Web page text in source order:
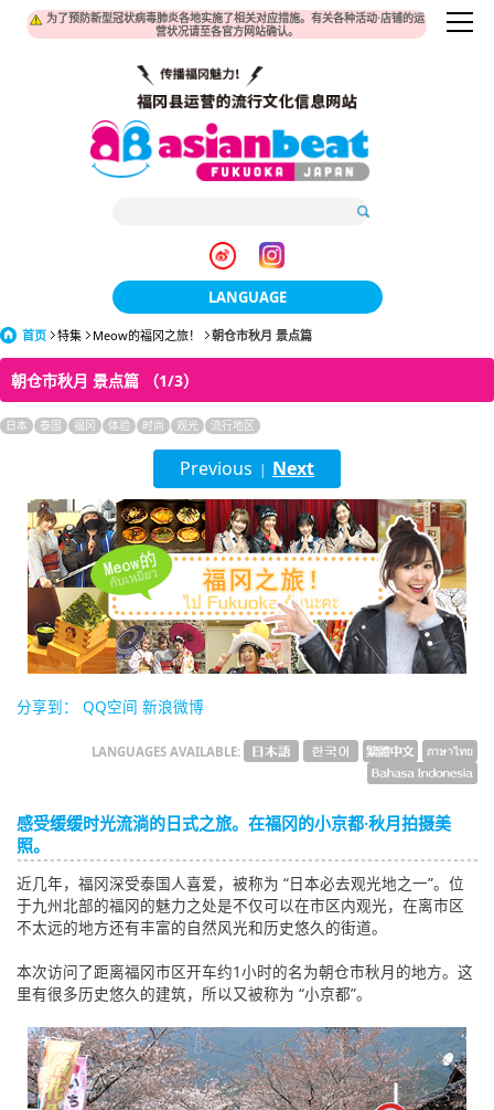
为了预防新型冠状病毒肺炎各地实施了相关对应措施。有关各种活动·店铺的运
营状况请至各官方网站确认。
LANGUAGE
日本語
簡体中文
繁體中文
English
ภาษาไทย
tiéng Viêt
Bahasa Indonesia
首页 特集 Meow的福冈之旅！ 朝仓市秋月 景点篇
朝仓市秋月 景点篇 （1/3）
日本 泰国 福冈 体验 时尚 观光 流行地区
Previous | Next
分享到： QQ空间 新浪微博
LANGUAGES AVAILABLE:
感受缓缓时光流淌的日式之旅。在福冈的小京都·秋月拍摄美
照。
近几年，福冈深受泰国人喜爱，被称为 “日本必去观光地之一”。位
于九州北部的福冈的魅力之处是不仅可以在市区内观光，在离市区
不太远的地方还有丰富的自然风光和历史悠久的街道。
本次访问了距离福冈市区开车约1小时的名为朝仓市秋月的地方。这
里有很多历史悠久的建筑，所以又被称为 “小京都”。